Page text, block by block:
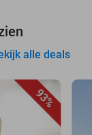
alle deals
93%